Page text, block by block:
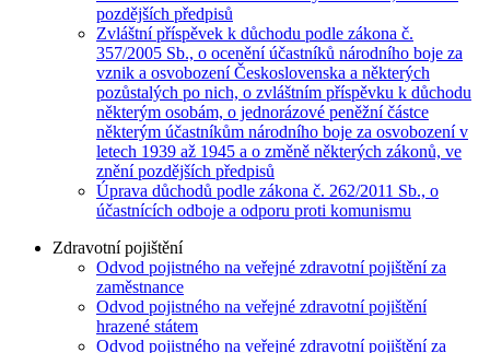
pozdějších předpisů
Zvláštní příspěvek k důchodu podle zákona č.
357/2005 Sb., o ocenění účastníků národního boje za
vznik a osvobození Československa a některých
pozůstalých po nich, o zvláštním příspěvku k důchodu
některým osobám, o jednorázové peněžní částce
některým účastníkům národního boje za osvobození v
letech 1939 až 1945 a o změně některých zákonů, ve
znění pozdějších předpisů
Úprava důchodů podle zákona č. 262/2011 Sb., o
účastnících odboje a odporu proti komunismu
Zdravotní pojištění
Odvod pojistného na veřejné zdravotní pojištění za
zaměstnance
Odvod pojistného na veřejné zdravotní pojištění
hrazené státem
Odvod pojistného na veřejné zdravotní pojištění za